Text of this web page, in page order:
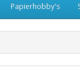
Papierhobby's